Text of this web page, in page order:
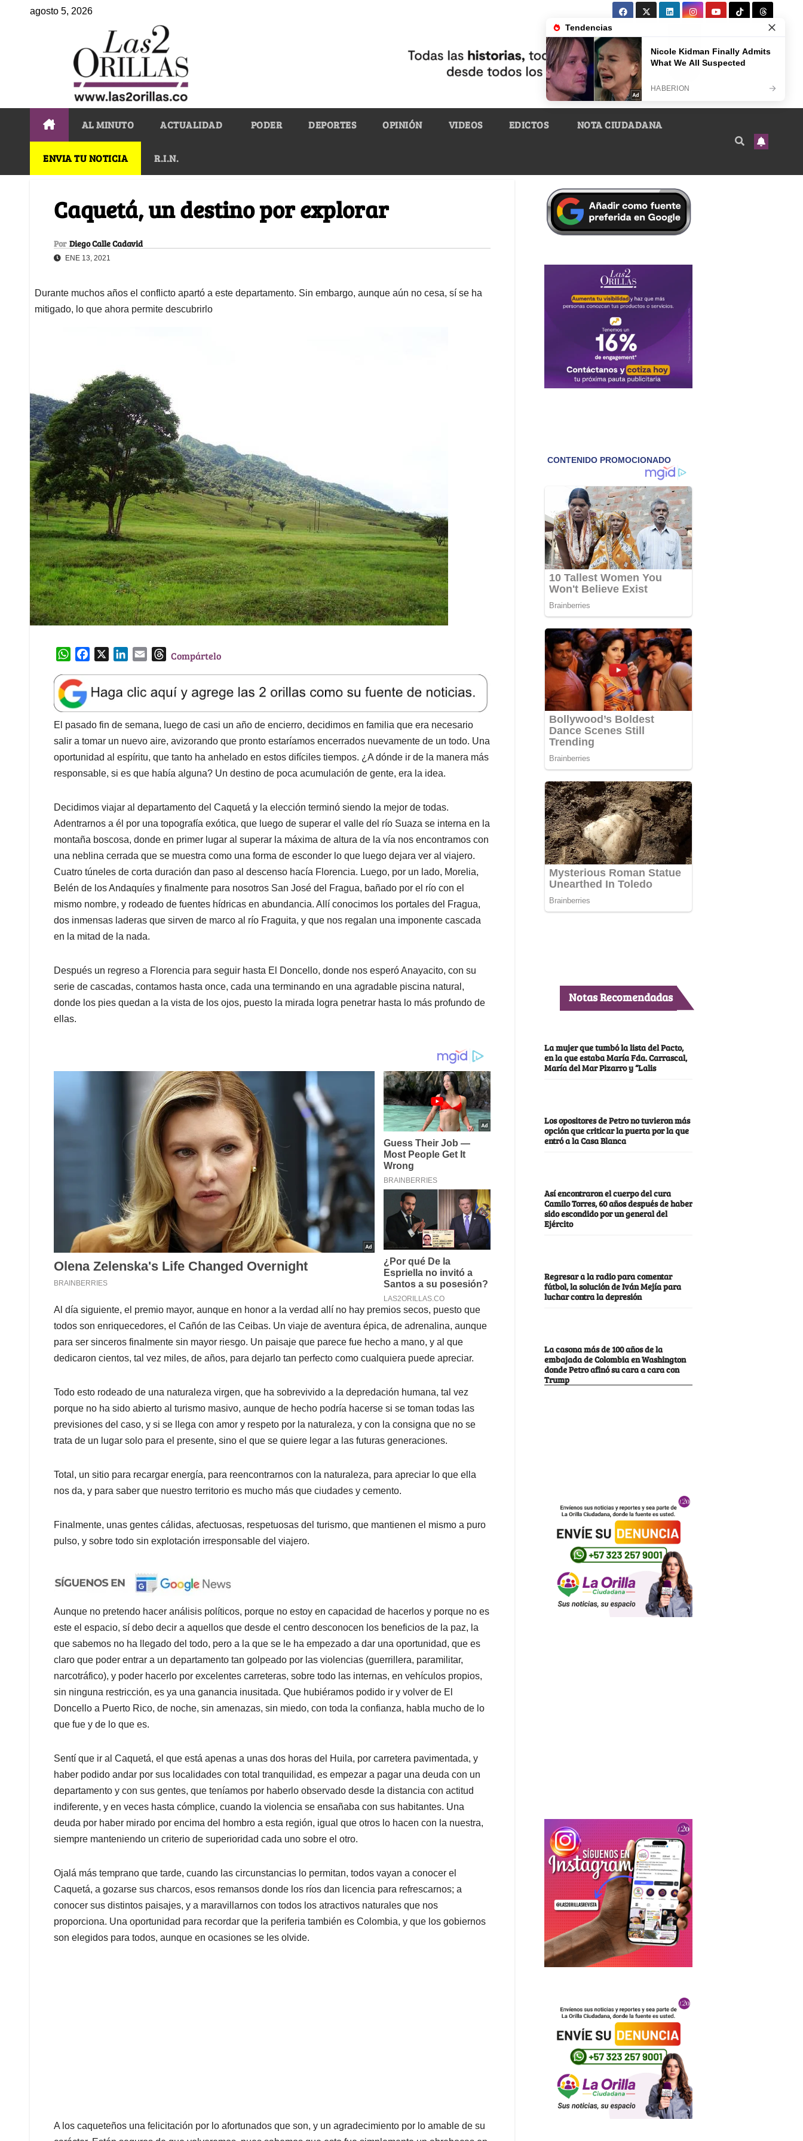
agosto 5, 2026
AL MINUTO ACTUALIDAD PODER DEPORTES OPINIÓN VIDEOS EDICTOS NOTA CIUDADANA
ENVIA TU NOTICIA R.I.N.
Caquetá, un destino por explorar
Por Diego Calle Cadavid
ENE 13, 2021
Durante muchos años el conflicto apartó a este departamento. Sin embargo, aunque aún no cesa, sí se ha
mitigado, lo que ahora permite descubrirlo
W
a
t
s
A
p
p
e
b
o
o
k
k
e
d
I
n
l
T
e
a
d
Compártelo
El pasado fin de semana, luego de casi un año de encierro, decidimos en familia que era necesario
salir a tomar un nuevo aire, avizorando que pronto estaríamos encerrados nuevamente de un todo. Una
oportunidad al espíritu, que tanto ha anhelado en estos difíciles tiempos. ¿A dónde ir de la manera más
responsable, si es que había alguna? Un destino de poca acumulación de gente, era la idea.
Decidimos viajar al departamento del Caquetá y la elección terminó siendo la mejor de todas.
Adentrarnos a él por una topografía exótica, que luego de superar el valle del río Suaza se interna en la
montaña boscosa, donde en primer lugar al superar la máxima de altura de la vía nos encontramos con
una neblina cerrada que se muestra como una forma de esconder lo que luego dejara ver al viajero.
Cuatro túneles de corta duración dan paso al descenso hacía Florencia. Luego, por un lado, Morelia,
Belén de los Andaquíes y finalmente para nosotros San José del Fragua, bañado por el río con el
mismo nombre, y rodeado de fuentes hídricas en abundancia. Allí conocimos los portales del Fragua,
dos inmensas laderas que sirven de marco al río Fraguita, y que nos regalan una imponente cascada
en la mitad de la nada.
Después un regreso a Florencia para seguir hasta El Doncello, donde nos esperó Anayacito, con su
serie de cascadas, contamos hasta once, cada una terminando en una agradable piscina natural,
donde los pies quedan a la vista de los ojos, puesto la mirada logra penetrar hasta lo más profundo de
ellas.
Al día siguiente, el premio mayor, aunque en honor a la verdad allí no hay premios secos, puesto que
todos son enriquecedores, el Cañón de las Ceibas. Un viaje de aventura épica, de adrenalina, aunque
para ser sinceros finalmente sin mayor riesgo. Un paisaje que parece fue hecho a mano, y al que
dedicaron cientos, tal vez miles, de años, para dejarlo tan perfecto como cualquiera puede apreciar.
Todo esto rodeado de una naturaleza virgen, que ha sobrevivido a la depredación humana, tal vez
porque no ha sido abierto al turismo masivo, aunque de hecho podría hacerse si se toman todas las
previsiones del caso, y si se llega con amor y respeto por la naturaleza, y con la consigna que no se
trata de un lugar solo para el presente, sino el que se quiere legar a las futuras generaciones.
Total, un sitio para recargar energía, para reencontrarnos con la naturaleza, para apreciar lo que ella
nos da, y para saber que nuestro territorio es mucho más que ciudades y cemento.
Finalmente, unas gentes cálidas, afectuosas, respetuosas del turismo, que mantienen el mismo a puro
pulso, y sobre todo sin explotación irresponsable del viajero.
Aunque no pretendo hacer análisis políticos, porque no estoy en capacidad de hacerlos y porque no es
este el espacio, sí debo decir a aquellos que desde el centro desconocen los beneficios de la paz, la
que sabemos no ha llegado del todo, pero a la que se le ha empezado a dar una oportunidad, que es
claro que poder entrar a un departamento tan golpeado por las violencias (guerrillera, paramilitar,
narcotráfico), y poder hacerlo por excelentes carreteras, sobre todo las internas, en vehículos propios,
sin ninguna restricción, es ya una ganancia inusitada. Que hubiéramos podido ir y volver de El
Doncello a Puerto Rico, de noche, sin amenazas, sin miedo, con toda la confianza, habla mucho de lo
que fue y de lo que es.
Sentí que ir al Caquetá, el que está apenas a unas dos horas del Huila, por carretera pavimentada, y
haber podido andar por sus localidades con total tranquilidad, es empezar a pagar una deuda con un
departamento y con sus gentes, que teníamos por haberlo observado desde la distancia con actitud
indiferente, y en veces hasta cómplice, cuando la violencia se ensañaba con sus habitantes. Una
deuda por haber mirado por encima del hombro a esta región, igual que otros lo hacen con la nuestra,
siempre manteniendo un criterio de superioridad cada uno sobre el otro.
Ojalá más temprano que tarde, cuando las circunstancias lo permitan, todos vayan a conocer el
Caquetá, a gozarse sus charcos, esos remansos donde los ríos dan licencia para refrescarnos; a
conocer sus distintos paisajes, y a maravillarnos con todos los atractivos naturales que nos
proporciona. Una oportunidad para recordar que la periferia también es Colombia, y que los gobiernos
son elegidos para todos, aunque en ocasiones se les olvide.
A los caqueteños una felicitación por lo afortunados que son, y un agradecimiento por lo amable de su
Notas Recomendadas
La mujer que tumbó la lista del Pacto,
en la que estaba María Fda. Carrascal,
María del Mar Pizarro y “Lalis
Los opositores de Petro no tuvieron más
opción que criticar la puerta por la que
entró a la Casa Blanca
Así encontraron el cuerpo del cura
Camilo Torres, 60 años después de haber
sido escondido por un general del
Ejército
Regresar a la radio para comentar
fútbol, la solución de Iván Mejía para
luchar contra la depresión
La casona más de 100 años de la
embajada de Colombia en Washington
donde Petro afinó su cara a cara con
Trump